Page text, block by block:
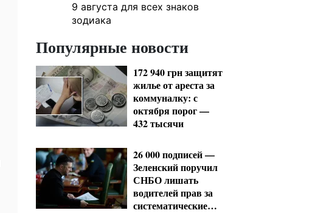
9 августа для всех знаков
зодиака
Популярные новости
172 940 грн защитят
жилье от ареста за
коммуналку: с
октября порог —
432 тысячи
26 000 подписей —
Зеленский поручил
СНБО лишать
водителей прав за
систематические